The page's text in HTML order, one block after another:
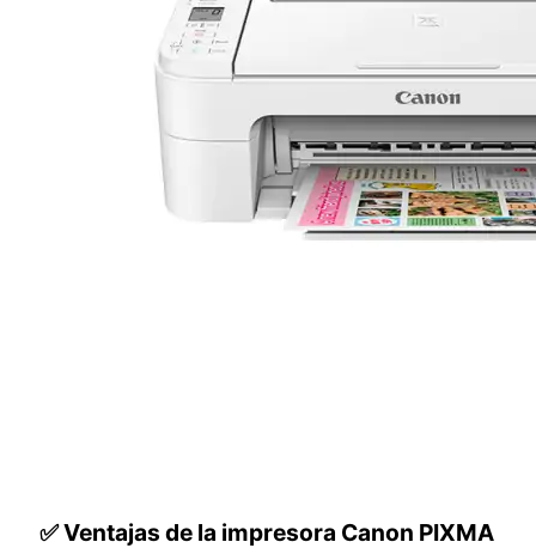
✅ Ventajas de la impresora Canon PIXMA